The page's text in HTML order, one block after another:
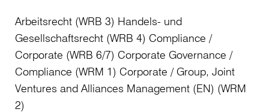
Arbeitsrecht (WRB 3) Handels- und
Gesellschaftsrecht (WRB 4) Compliance /
Corporate (WRB 6/7) Corporate Governance /
Compliance (WRM 1) Corporate / Group, Joint
Ventures and Alliances Management (EN) (WRM
2)